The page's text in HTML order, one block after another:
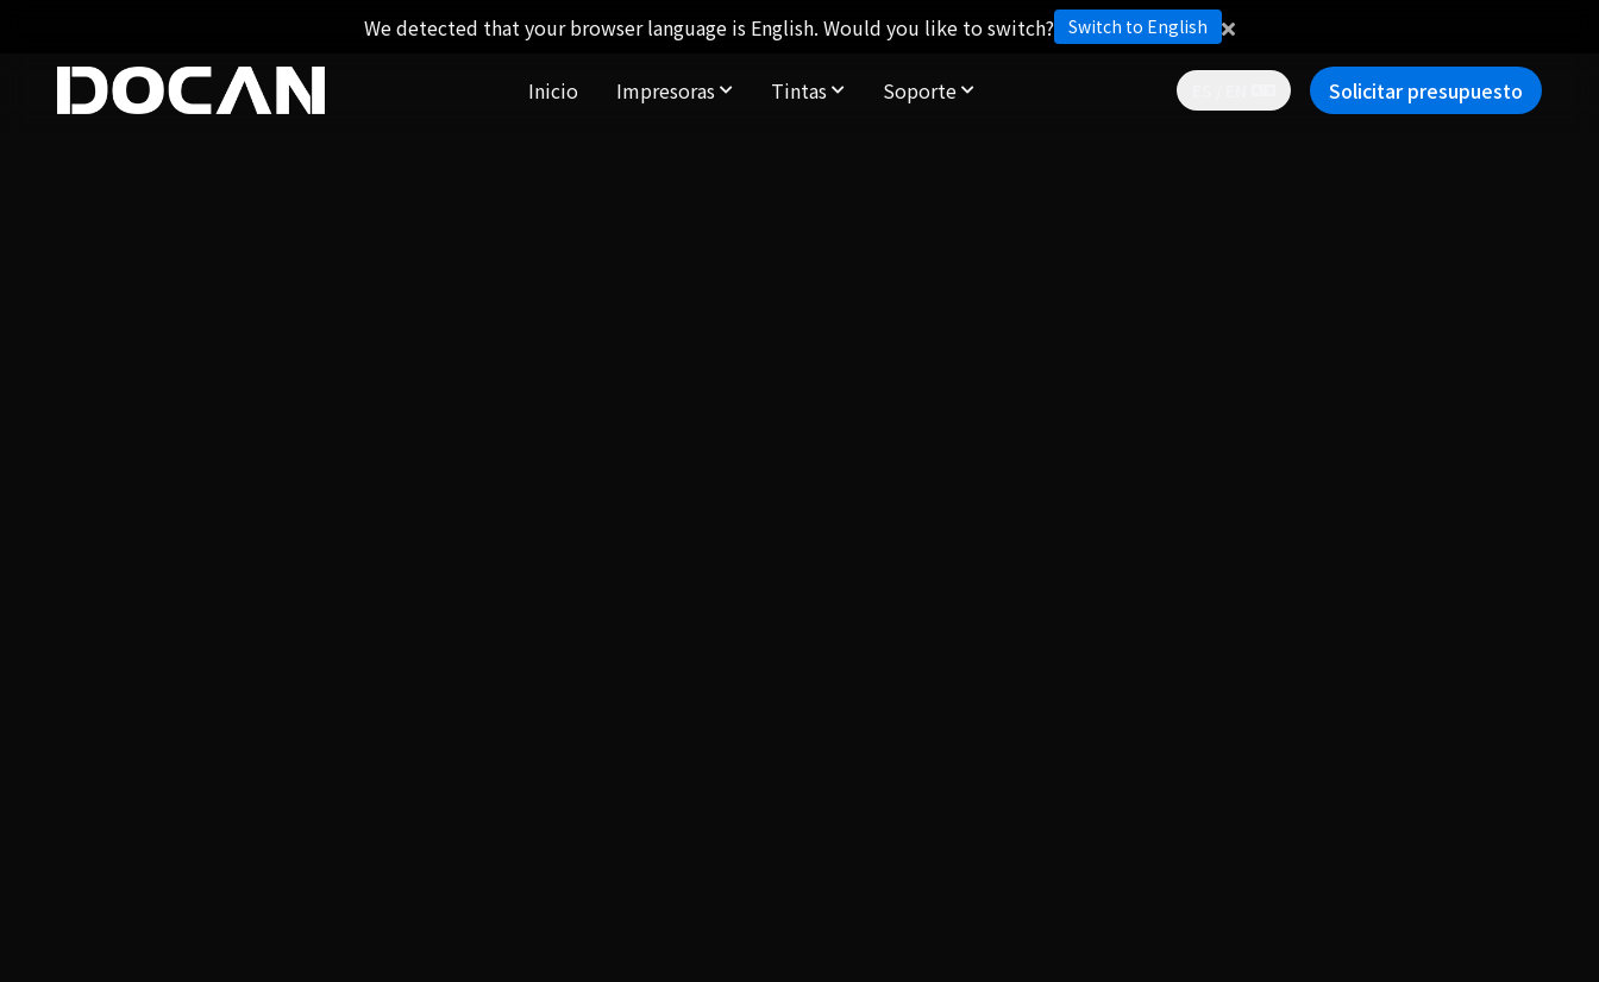
Inicio Impresoras Tintas Soporte Solicitar presupuesto
We detected that your browser language is English. Would you like to switch? Switch to English